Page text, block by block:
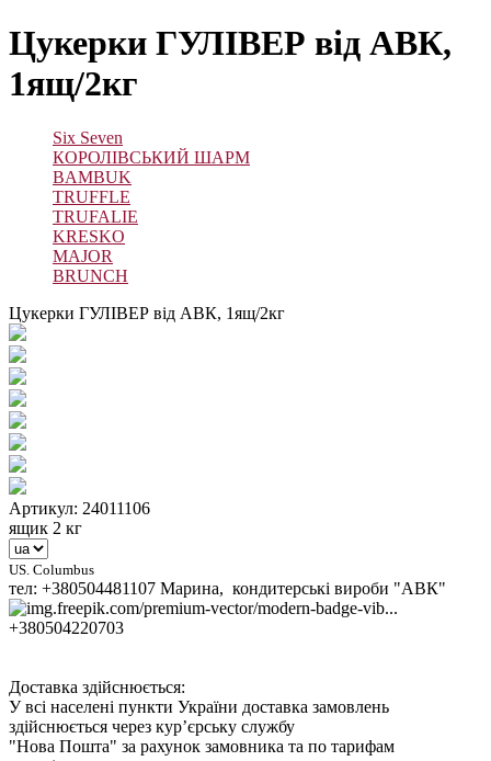
Цукерки ГУЛІВЕР від АВК,
1ящ/2кг
Six Seven
КОРОЛІВСЬКИЙ ШАРМ
BAMBUK
TRUFFLE
TRUFALIE
KRESKO
MAJOR
BRUNCH
Цукерки ГУЛІВЕР від АВК, 1ящ/2кг
Артикул: 24011106
ящик 2 кг
US. Columbus
тел: +380504481107 Марина, кондитерські вироби "АВК"
+380504220703
Доставка здійснюється:
У всі населені пункти України доставка замовлень
здійснюється через кур’єрську службу
"Нова Пошта" за рахунок замовника та по тарифам